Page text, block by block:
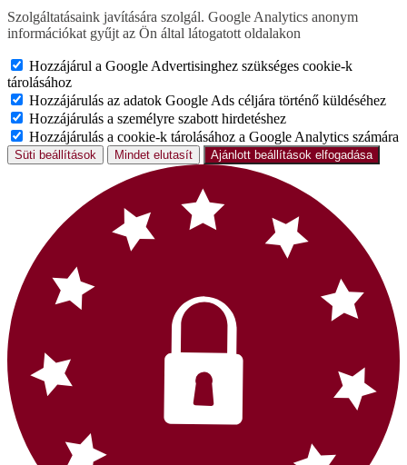
Szolgáltatásaink javítására szolgál. Google Analytics anonym
információkat gyűjt az Ön által látogatott oldalakon
Hozzájárul a Google Advertisinghez szükséges cookie-k
tárolásához
Hozzájárulás az adatok Google Ads céljára történő küldéséhez
Hozzájárulás a személyre szabott hirdetéshez
Hozzájárulás a cookie-k tárolásához a Google Analytics számára
Süti beállítások Mindet elutasít Ajánlott beállítások elfogadása